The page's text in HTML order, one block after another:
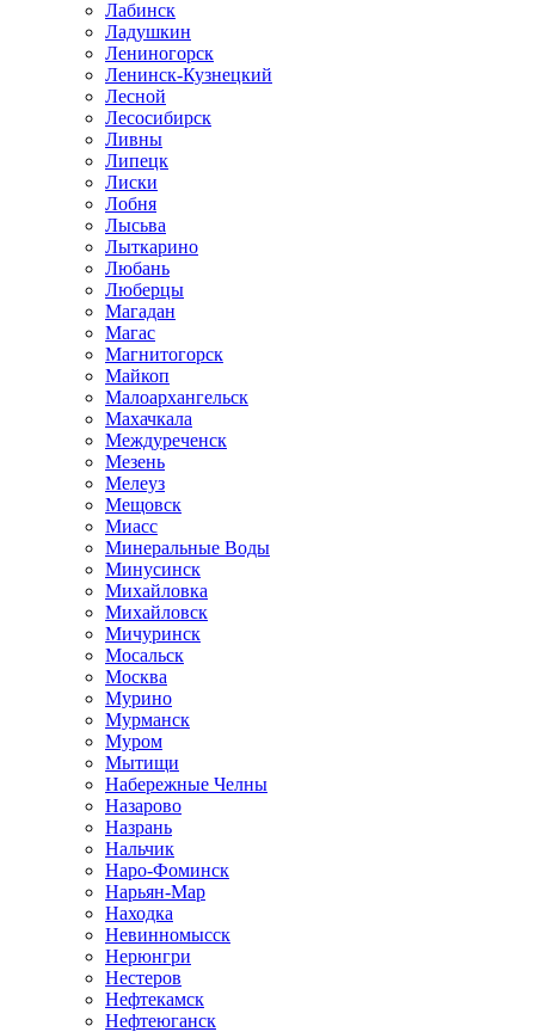
Лабинск
Ладушкин
Лениногорск
Ленинск-Кузнецкий
Лесной
Лесосибирск
Ливны
Липецк
Лиски
Лобня
Лысьва
Лыткарино
Любань
Люберцы
Магадан
Магас
Магнитогорск
Майкоп
Малоархангельск
Махачкала
Междуреченск
Мезень
Мелеуз
Мещовск
Миасс
Минеральные Воды
Минусинск
Михайловка
Михайловск
Мичуринск
Мосальск
Москва
Мурино
Мурманск
Муром
Мытищи
Набережные Челны
Назарово
Назрань
Нальчик
Наро-Фоминск
Нарьян-Мар
Находка
Невинномысск
Нерюнгри
Нестеров
Нефтекамск
Нефтеюганск